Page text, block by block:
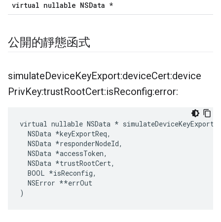
virtual nullable NSData *
公開的靜態函式
simulateDeviceKeyExport:deviceCert:device
PrivKey:trustRootCert:isReconfig:error:
virtual nullable NSData *
  NSData *keyExportReq,
  NSData *responderNodeId,
  NSData *accessToken,
  NSData *trustRootCert,
  BOOL
*isReconfig,
  NSError *
*errOut
)